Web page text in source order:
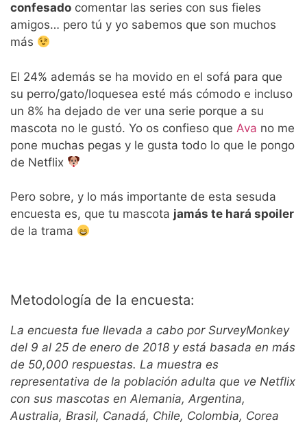
confesado comentar las series con sus fieles
amigos… pero tú y yo sabemos que son muchos
más
El 24% además se ha movido en el sofá para que
su perro/gato/loquesea esté más cómodo e incluso
un 8% ha dejado de ver una serie porque a su
mascota no le gustó. Yo os confieso que Ava no me
pone muchas pegas y le gusta todo lo que le pongo
de Netflix
Pero sobre, y lo más importante de esta sesuda
encuesta es, que tu mascota jamás te hará spoiler
de la trama
Metodología de la encuesta:
La encuesta fue llevada a cabo por SurveyMonkey
del 9 al 25 de enero de 2018 y está basada en más
de 50,000 respuestas. La muestra es
representativa de la población adulta que ve Netflix
con sus mascotas en Alemania, Argentina,
Australia, Brasil, Canadá, Chile, Colombia, Corea